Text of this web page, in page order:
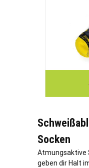
Socken
Atmungsaktive
geben dir Halt